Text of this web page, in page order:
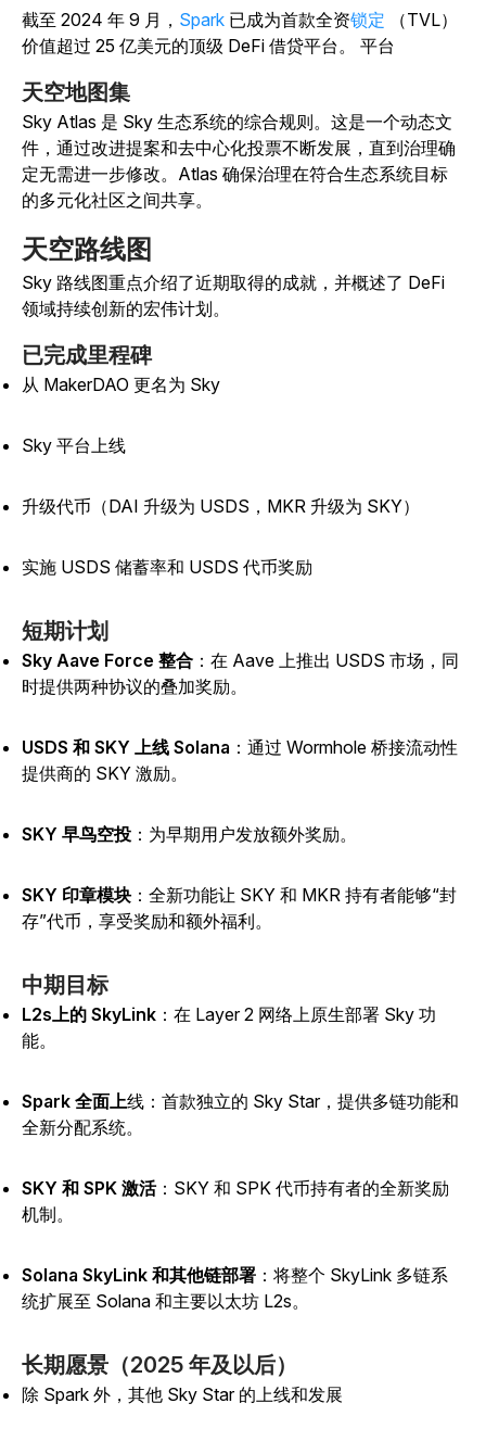
截至 2024 年 9 月， Spark 已成为首款全资锁定
（TVL）
价值超过 25 亿美元的顶级 DeFi 借贷平台。
平台
天空地图集
Sky Atlas 是 Sky 生态系统的综合规则。这是一个动态文
件，通过改进提案和去中心化投票不断发展，直到治理确
定无需进一步修改。Atlas 确保治理在符合生态系统目标
的多元化社区之间共享。
天空路线图
Sky 路线图重点介绍了近期取得的成就，并概述了 DeFi
领域持续创新的宏伟计划。
已完成里程碑
从 MakerDAO 更名为 Sky
Sky 平台上线
升级代币（DAI 升级为 USDS，MKR 升级为 SKY）
实施 USDS 储蓄率和 USDS 代币奖励
短期计划
Sky Aave Force 整合 ：在 Aave 上推出 USDS 市场，同
时提供两种协议的叠加奖励。
USDS 和 SKY 上线 Solana ：通过 Wormhole 桥接流动性
提供商的 SKY 激励。
SKY 早鸟空投 ：为早期用户发放额外奖励。
SKY 印章模块 ：全新功能让 SKY 和 MKR 持有者能够“封
存”代币，享受奖励和额外福利。
中期目标
L2s上的 SkyLink ：在 Layer 2 网络上原生部署 Sky 功
能。
Spark 全面上线 ：首款独立的 Sky Star，提供多链功能和
全新分配系统。
SKY 和 SPK 激活：SKY 和 SPK 代币持有者的全新奖励
机制。
Solana SkyLink 和其他链部署 ：将整个 SkyLink 多链系
统扩展至 Solana 和主要以太坊 L2s。
长期愿景（2025 年及以后）
除 Spark 外，其他 Sky Star 的上线和发展